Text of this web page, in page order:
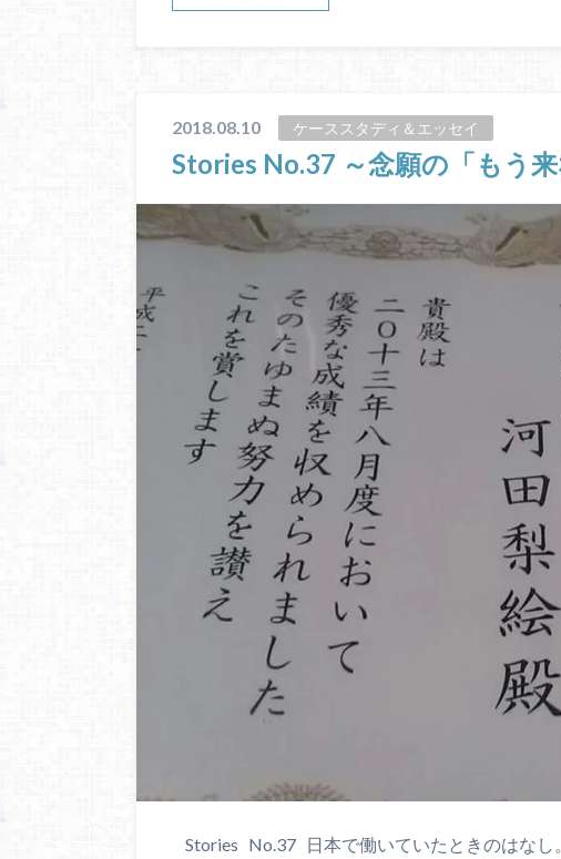
2018.08.10 ケーススタディ＆エッセイ
Stories No.37 ～念願の「もう
Stories No.37 日本で働いていたときのはな